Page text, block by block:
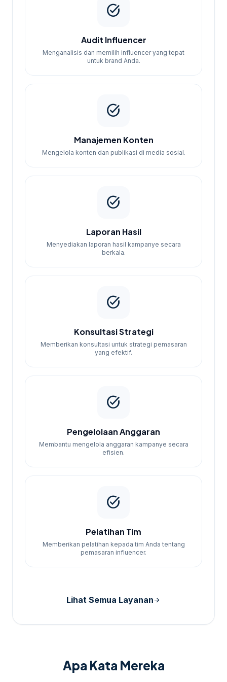
Setiap paket dirancang untuk memberikan
Anda. Hubungi kami untuk menminta
estimasi harga!
task_alt
Audit Influencer
Menganalisis dan memilih influencer yang tepat
untuk brand Anda.
task_alt
Manajemen Konten
Mengelola konten dan publikasi di media sosial.
task_alt
Laporan Hasil
Menyediakan laporan hasil kampanye secara
berkala.
task_alt
Konsultasi Strategi
Memberikan konsultasi untuk strategi pemasaran
yang efektif.
task_alt
Pengelolaan Anggaran
Membantu mengelola anggaran kampanye secara
efisien.
task_alt
Pelatihan Tim
Memberikan pelatihan kepada tim Anda tentang
pemasaran influencer.
Lihat Semua Layananarrow_forward
Apa Kata Mereka